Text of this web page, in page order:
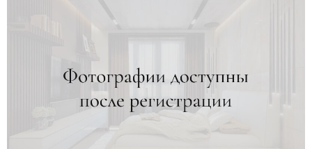
Дома
Новостройки
Коммерческие объекты